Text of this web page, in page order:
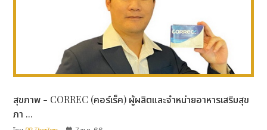
สุขภาพ - CORREC (คอร์เร็ค) ผู้ผลิตและจำหน่ายอาหารเสริมสุข
ภา ...